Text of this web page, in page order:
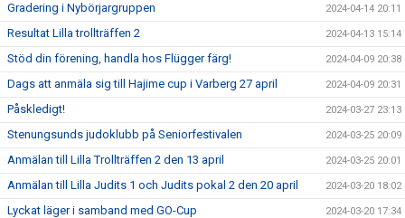
Gradering i Nybörjargruppen 2024-04-14 20:11
Resultat Lilla trollträffen 2 2024-04-13 15:14
Stöd din förening, handla hos Flügger färg! 2024-04-09 20:38
Dags att anmäla sig till Hajime cup i Varberg 27 april 2024-04-09 20:31
Påskledigt! 2024-03-27 23:13
Stenungsunds judoklubb på Seniorfestivalen 2024-03-25 20:09
Anmälan till Lilla Trollträffen 2 den 13 april 2024-03-25 20:01
Anmälan till Lilla Judits 1 och Judits pokal 2 den 20 april 2024-03-20 18:02
Lyckat läger i samband med GO-Cup 2024-03-20 17:34